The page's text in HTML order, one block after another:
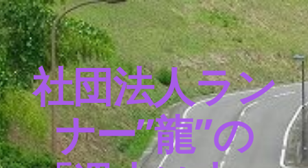
社団法人ラン
ナー”龍”の